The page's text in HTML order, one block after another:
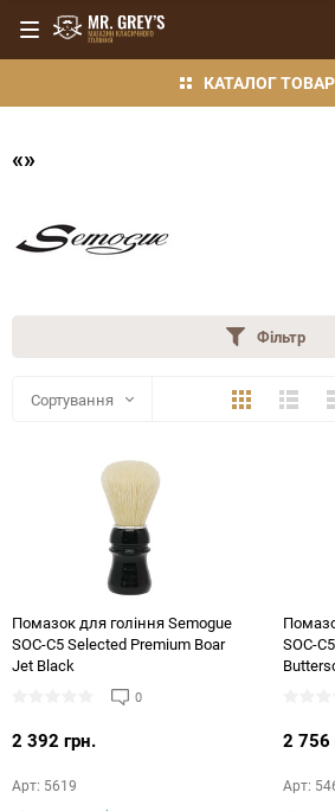
КАТАЛОГ
«»
Фільтр
Сортування Плитка
Помазок для гоління Semogue
SOC-C5 Selected Premium Boar
Jet Black
0
2 392 грн.
Арт: 5619
SOC-
2 756
Арт: